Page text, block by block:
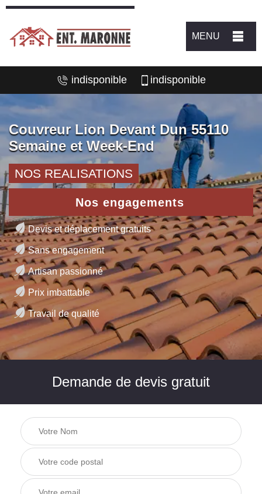
MENU
indisponible indisponible
Couvreur Lion Devant Dun 55110
Semaine et Week-End
NOS REALISATIONS
Nos engagements
Devis et déplacement gratuits
Sans engagement
Artisan passionné
Prix imbattable
Travail de qualité
Demande de devis gratuit